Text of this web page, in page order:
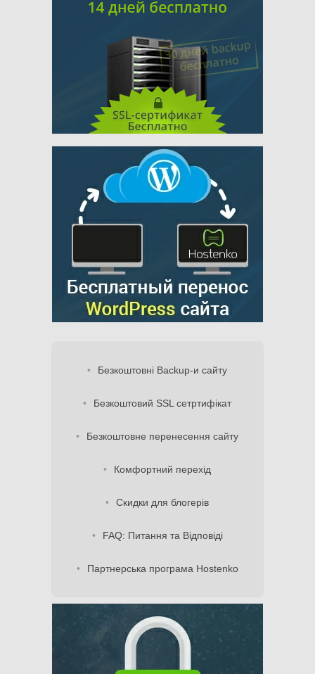
Безкоштовні Backup-и сайту
Безкоштовий SSL сетртифікат
Безкоштовне перенесення сайту
Комфортний перехід
Скидки для блогерів
FAQ: Питання та Відповіді
Партнерська програма Hostenko